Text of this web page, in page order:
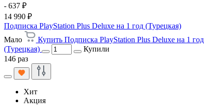
- 637 ₽
14 990 ₽
Подписка PlayStation Plus Deluxe на 1 год (Турецкая)
Мало
Купить Подписка PlayStation Plus Deluxe на 1 год
(Турецкая)
Купили
146 раз
Хит
Акция